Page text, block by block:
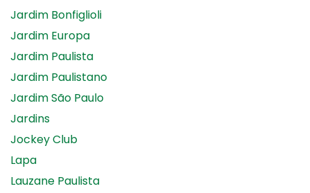
Jardim Bonfiglioli
Jardim Europa
Jardim Paulista
Jardim Paulistano
Jardim São Paulo
Jardins
Jockey Club
Lapa
Lauzane Paulista